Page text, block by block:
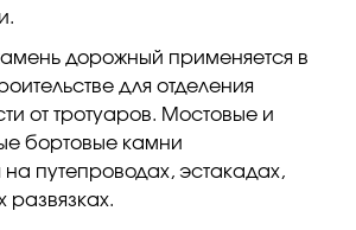
дорожный применяется в
для отделения
от тротуаров. Мостовые и
бортовые камни
путепроводах, эстакадах,
развязках.